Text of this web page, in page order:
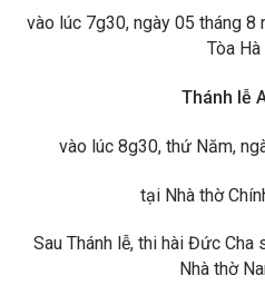
vào lúc 7g30, ngày 05 tháng 8
Tòa
Thánh lễ
vào lúc 8g30, thứ Năm,
tại Nhà thờ
Sau Thánh lễ, thi hài Đức
Nhà thờ